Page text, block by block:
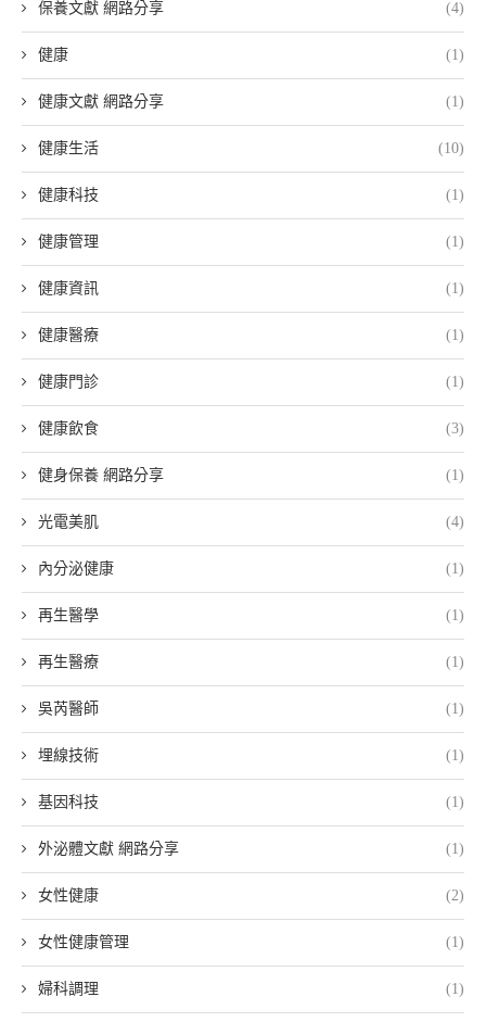
保養文獻 網路分享 (4)
健康 (1)
健康文獻 網路分享 (1)
健康生活 (10)
健康科技 (1)
健康管理 (1)
健康資訊 (1)
健康醫療 (1)
健康門診 (1)
健康飲食 (3)
健身保養 網路分享 (1)
光電美肌 (4)
內分泌健康 (1)
再生醫學 (1)
再生醫療 (1)
吳芮醫師 (1)
埋線技術 (1)
基因科技 (1)
外泌體文獻 網路分享 (1)
女性健康 (2)
女性健康管理 (1)
婦科調理 (1)